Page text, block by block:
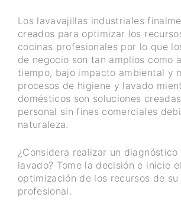
Los lavavajillas industriales
creados para optimizar los
cocinas profesionales por lo que
de negocio son tan amplios como
tiempo, bajo impacto ambiental y
procesos de higiene y lavado
domésticos son soluciones
personal sin fines comerciales
naturaleza.
¿Considera realizar un
lavado? Tome la decisión e inicie
optimización de los recursos de su
profesional.